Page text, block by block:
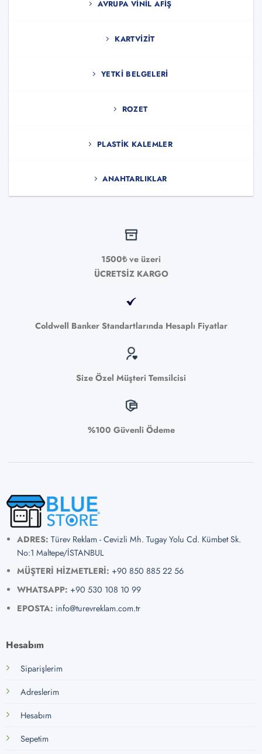
AVRUPA VINIL AFIŞ
KARTVIZIT
YETKI BELGELERI
ROZET
PLASTIK KALEMLER
ANAHTARLIKLAR
1500₺ ve üzeri
ÜCRETSİZ KARGO
Coldwell Banker Standartlarında Hesaplı Fiyatlar
Size Özel Müşteri Temsilcisi
%100 Güvenli Ödeme
ADRES: Türev Reklam - Cevizli Mh. Tugay Yolu Cd. Kümbet Sk.
No:1 Maltepe/İSTANBUL
MÜŞTERİ HİZMETLERİ: +90 850 885 22 56
WHATSAPP: +90 530 108 10 99
EPOSTA: info@turevreklam.com.tr
Hesabım
Siparişlerim
Adreslerim
Hesabım
Sepetim